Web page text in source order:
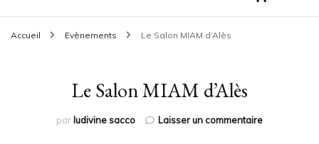
Accueil Evènements Le Salon MIAM d’Alès
Le Salon MIAM d’Alès
par ludivine sacco Laisser un commentairesur